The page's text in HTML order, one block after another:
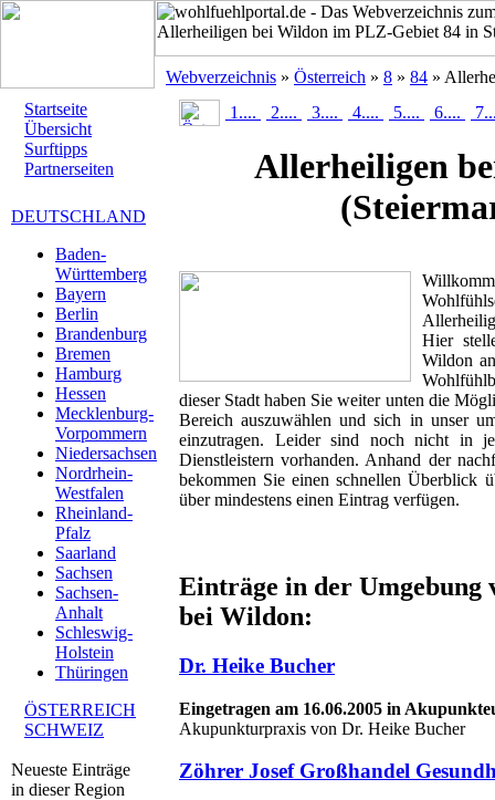
Webverzeichnis » Österreich » 8 » 84 »
Startseite
Übersicht
Surftipps
Partnerseiten
DEUTSCHLAND
Baden-
Württemberg
Bayern
Berlin
Brandenburg
Bremen
Hamburg
Hessen
Mecklenburg-
Vorpommern
Niedersachsen
Nordrhein-
Westfalen
Rheinland-
Pfalz
Saarland
Sachsen
Sachsen-
Anhalt
Schleswig-
Holstein
Thüringen
ÖSTERREICH
SCHWEIZ
Neueste Einträge
in dieser Region
1.... 2.... 3.... 4.... 5.... 6....
Allerheiligen
Hier
Wildon
dieser Stadt haben Sie weiter unten die
Bereich auszuwählen und sich in unser
einzutragen. Leider sind noch nicht in
Dienstleistern vorhanden. Anhand der
bekommen Sie einen schnellen Überblick
über mindestens einen Eintrag verfügen.
Einträge in der Umgebung
bei Wildon:
Dr. Heike Bucher
Eingetragen am 16.06.2005 in
Akupunkturpraxis von Dr. Heike Bucher
Zöhrer Josef Großhandel